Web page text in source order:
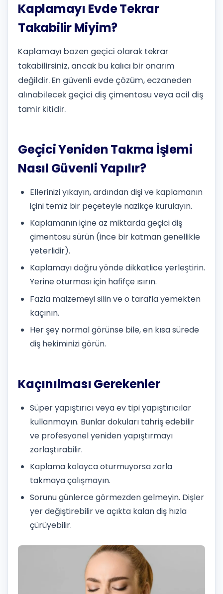
Kaplamayı Evde Tekrar
Takabilir Miyim?
Kaplamayı bazen geçici olarak tekrar
takabilirsiniz, ancak bu kalıcı bir onarım
değildir. En güvenli evde çözüm, eczaneden
alınabilecek geçici diş çimentosu veya acil diş
tamir kitidir.
Geçici Yeniden Takma İşlemi
Nasıl Güvenli Yapılır?
Ellerinizi yıkayın, ardından dişi ve kaplamanın
içini temiz bir peçeteyle nazikçe kurulayın.
Kaplamanın içine az miktarda geçici diş
çimentosu sürün (ince bir katman genellikle
yeterlidir).
Kaplamayı doğru yönde dikkatlice yerleştirin.
Yerine oturması için hafifçe ısırın.
Fazla malzemeyi silin ve o tarafla yemekten
kaçının.
Her şey normal görünse bile, en kısa sürede
diş hekiminizi görün.
Kaçınılması Gerekenler
Süper yapıştırıcı veya ev tipi yapıştırıcılar
kullanmayın. Bunlar dokuları tahriş edebilir
ve profesyonel yeniden yapıştırmayı
zorlaştırabilir.
Kaplama kolayca oturmuyorsa zorla
takmaya çalışmayın.
Sorunu günlerce görmezden gelmeyin. Dişler
yer değiştirebilir ve açıkta kalan diş hızla
çürüyebilir.